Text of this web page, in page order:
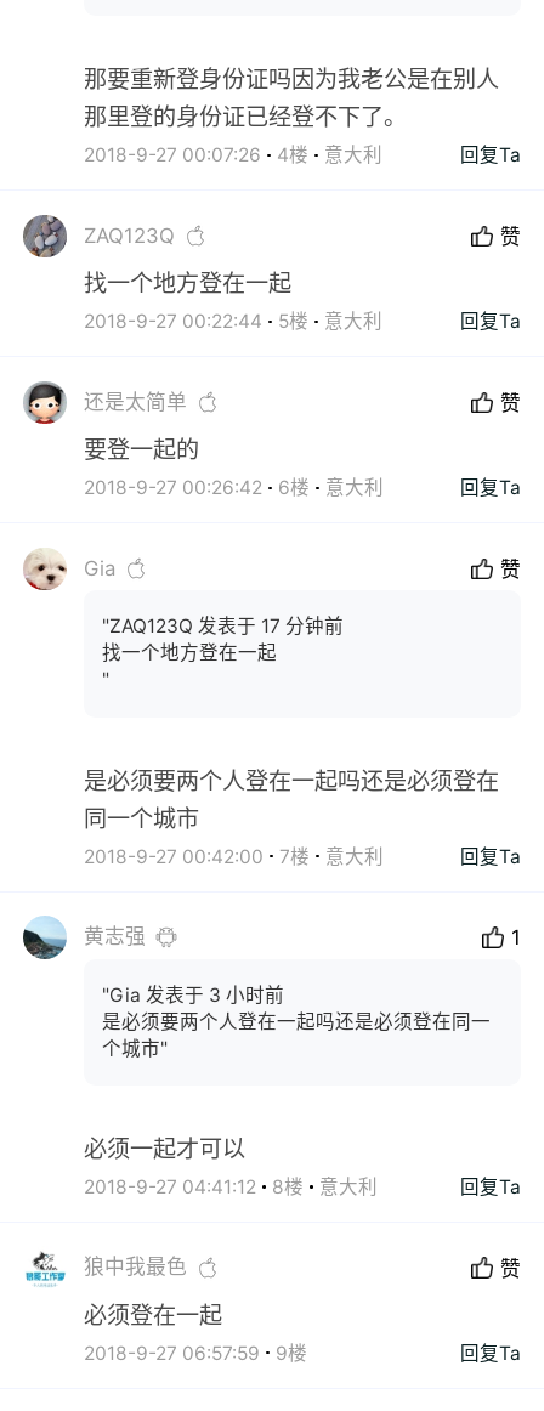
那要重新登身份证吗因为我老公是在别人
那里登的身份证已经登不下了。
2018-9-27 00:07:26 4楼 意大利 回复Ta
ZAQ123Q 赞
找一个地方登在一起
2018-9-27 00:22:44 5楼 意大利 回复Ta
还是太简单 赞
要登一起的
2018-9-27 00:26:42 6楼 意大利 回复Ta
Gia 赞
"ZAQ123Q 发表于 17 分钟前
找一个地方登在一起
"
是必须要两个人登在一起吗还是必须登在
同一个城市
2018-9-27 00:42:00 7楼 意大利 回复Ta
黄志强 1
"Gia 发表于 3 小时前
是必须要两个人登在一起吗还是必须登在同一
个城市"
必须一起才可以
2018-9-27 04:41:12 8楼 意大利 回复Ta
狼中我最色 赞
必须登在一起
2018-9-27 06:57:59 9楼 回复Ta